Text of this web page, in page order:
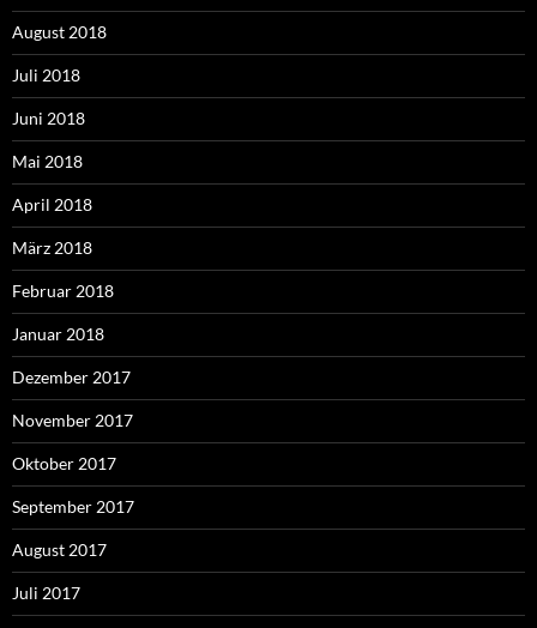
August 2018
Juli 2018
Juni 2018
Mai 2018
April 2018
März 2018
Februar 2018
Januar 2018
Dezember 2017
November 2017
Oktober 2017
September 2017
August 2017
Juli 2017